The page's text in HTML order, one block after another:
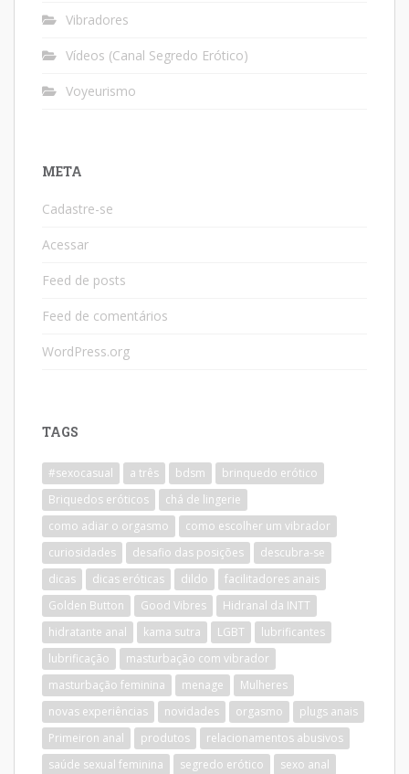
Vibradores
Vídeos (Canal Segredo Erótico)
Voyeurismo
META
Cadastre-se
Acessar
Feed de posts
Feed de comentários
WordPress.org
TAGS
#sexocasual a três bdsm
brinquedo erótico
Briquedos eróticos
chá de lingerie
como adiar o orgasmo
como escolher um vibrador
curiosidades
desafio das posições
descubra-se
dicas
dicas eróticas dildo
facilitadores anais
Golden Button
Good Vibres
Hidranal da INTT
hidratante anal
kama sutra LGBT
lubrificantes
lubrificação
masturbação com vibrador
masturbação feminina
menage
Mulheres
novas experiências
novidades orgasmo
plugs anais
Primeiron anal
produtos
relacionamentos abusivos
saúde sexual feminina
segredo erótico
sexo anal